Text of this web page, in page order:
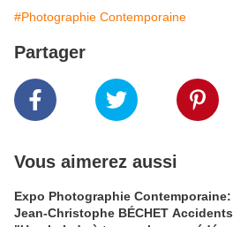
#Photographie Contemporaine
Partager
Vous aimerez aussi
Expo Photographie Contemporaine:
Jean-Christophe BÉCHET Accidents